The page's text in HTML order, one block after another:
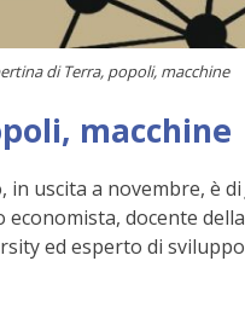
di Terra, popoli, macchine
macchine
in uscita a novembre, è di
economista, docente della
ed esperto di sviluppo